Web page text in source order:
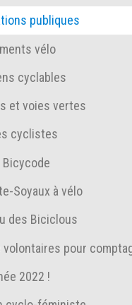
publiques
vélo
cyclables
et voies vertes
cyclistes
Bicycode
Soyaux à vélo
des Biciclous
volontaires pour
2022 !